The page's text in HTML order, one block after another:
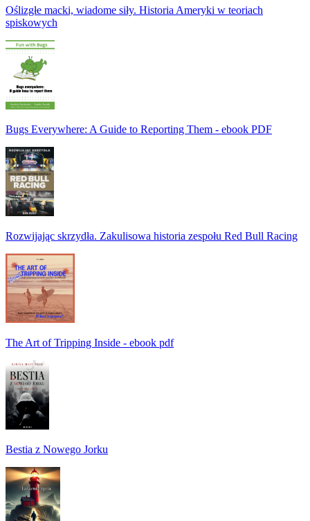
Oślizgłe macki, wiadome siły. Historia Ameryki w teoriach
spiskowych
Bugs Everywhere: A Guide to Reporting Them - ebook PDF
Rozwijając skrzydła. Zakulisowa historia zespołu Red Bull Racing
The Art of Tripping Inside - ebook pdf
Bestia z Nowego Jorku